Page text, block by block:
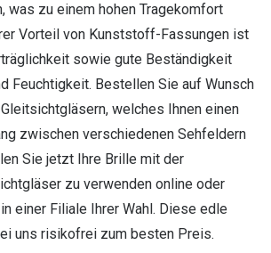
was zu einem hohen Tragekomfort
Vorteil von Kunststoff-Fassungen ist
sowie gute Beständigkeit
Feuchtigkeit. Bestellen Sie auf Wunsch
welches Ihnen einen
zwischen verschiedenen Sehfeldern
Sie jetzt Ihre Brille mit der
zu verwenden online oder
einer Filiale Ihrer Wahl. Diese edle
uns risikofrei zum besten Preis.